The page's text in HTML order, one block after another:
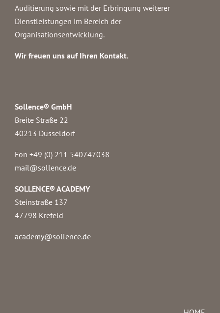
Auditierung sowie mit der Erbringung weiterer
Dienstleistungen im Bereich der
Organisationsentwicklung.
Wir freuen uns auf Ihren Kontakt.
Sollence® GmbH
Breite Straße 22
40213 Düsseldorf
Fon +49 (0) 211 540747038‬
mail@sollence.de
SOLLENCE® ACADEMY
Steinstraße 137
47798 Krefeld
academy@sollence.de